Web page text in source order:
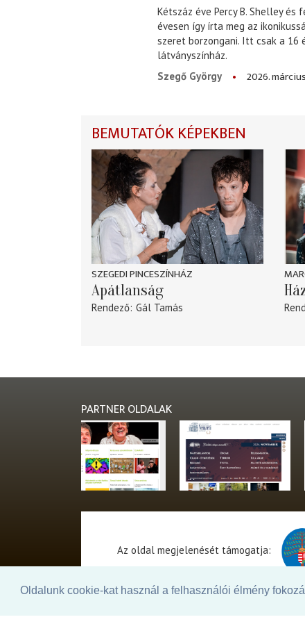
Oldalunk cookie-kat használ a felhasználói élmény
Kétszáz éve Percy B. Shelley
évesen így írta meg az
szeret borzongani. Itt csak a 16
látványszínház.
Szegő György
2026.
BEMUTATÓK KÉPEKBEN
SZEGEDI PINCESZÍNHÁZ
Apátlanság
Rendező Gál Tamás
PARTNER OLDALAK
Az oldal megjelenését támogatja: